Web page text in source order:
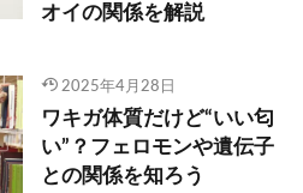
オイの関係を解説
2025年4月28日
ワキガ体質だけど“いい匂
い”？フェロモンや遺伝子
との関係を知ろう